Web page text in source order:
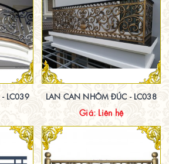
LC039 LAN CAN NHÔM ĐÚC - LC038
Giá: Liên hệ